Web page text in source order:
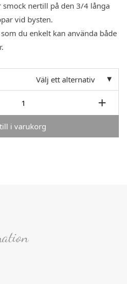
smock nertill på den 3/4 långa
vid bysten.
du enkelt kan använda både
Välj ett alternativ
i varukorg